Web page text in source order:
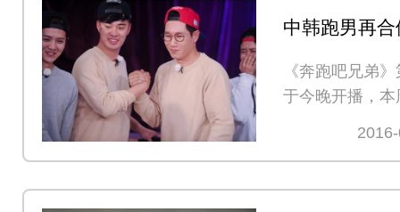
中韩跑男再
《奔跑吧兄弟
于今晚开播，